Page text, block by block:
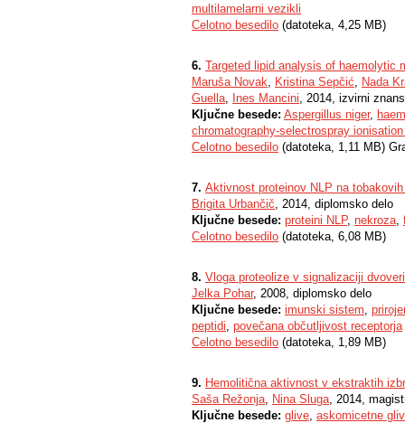
multilamelarni vezikli
Celotno besedilo (datoteka, 4,25 MB)
6. Targeted lipid analysis of haemolytic
Maruša Novak, Kristina Sepčić, Nada
Guella, Ines Mancini, 2014, izvirni
Ključne besede: Aspergillus niger,
chromatography-selectrospray
Celotno besedilo (datoteka, 1,11 MB)
7. Aktivnost proteinov NLP na
Brigita Urbančič, 2014, diplomsko delo
Ključne besede: proteini NLP, nekroza,
Celotno besedilo (datoteka, 6,08 MB)
8. Vloga proteolize v signalizaciji
Jelka Pohar, 2008, diplomsko delo
Ključne besede: imunski sistem,
peptidi, povečana občutljivost receptorja
Celotno besedilo (datoteka, 1,89 MB)
9. Hemolitična aktivnost v ekstraktih
Saša Režonja, Nina Sluga, 2014,
Ključne besede: glive, askomicetne